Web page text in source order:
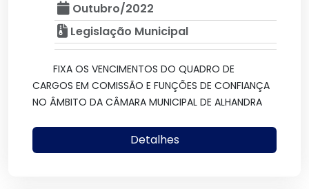
Outubro/2022
Legislação Municipal
FIXA OS VENCIMENTOS DO QUADRO DE
CARGOS EM COMISSÃO E FUNÇÕES DE CONFIANÇA
NO ÂMBITO DA CÂMARA MUNICIPAL DE ALHANDRA
Detalhes